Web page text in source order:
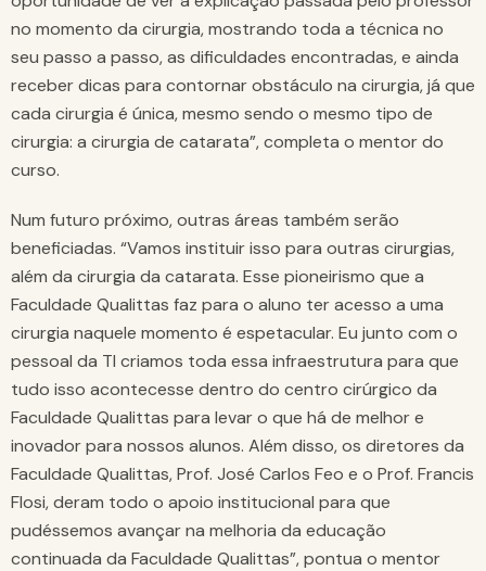
no momento da cirurgia, mostrando toda a técnica no
seu passo a passo, as dificuldades encontradas, e ainda
receber dicas para contornar obstáculo na cirurgia, já que
cada cirurgia é única, mesmo sendo o mesmo tipo de
cirurgia: a cirurgia de catarata”, completa o mentor do
curso.
Num futuro próximo, outras áreas também serão
beneficiadas. “Vamos instituir isso para outras cirurgias,
além da cirurgia da catarata. Esse pioneirismo que a
Faculdade Qualittas faz para o aluno ter acesso a uma
cirurgia naquele momento é espetacular. Eu junto com o
pessoal da TI criamos toda essa infraestrutura para que
tudo isso acontecesse dentro do centro cirúrgico da
Faculdade Qualittas para levar o que há de melhor e
inovador para nossos alunos. Além disso, os diretores da
Faculdade Qualittas, Prof. José Carlos Feo e o Prof. Francis
Flosi, deram todo o apoio institucional para que
pudéssemos avançar na melhoria da educação
continuada da Faculdade Qualittas”, pontua o mentor